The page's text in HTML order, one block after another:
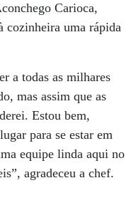
Carioca,
cozinheira uma rápida
a todas as milhares
mas assim que as
Estou bem,
para se estar em
equipe linda aqui no
agradeceu a chef.